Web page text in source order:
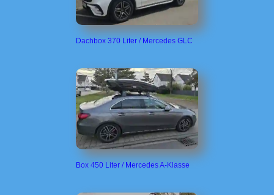
Dachbox 370 Liter / Mercedes GLC
Box 450 Liter / Mercedes A-Klasse